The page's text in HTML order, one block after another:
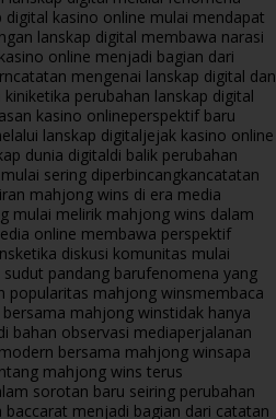
digital kasino online mulai mendapat
lanskap digital membawa narasi
kasino online menjadi bagian dari
catatan mengenai lanskap digital dan
kiniketika perubahan lanskap digital
kasino onlineperspektif baru
lanskap digitaljejak kasino online
dunia digitaldi balik perubahan
sering diperbincangkancatatan
mahjong wins di era media
mulai melirik mahjong wins dalam
online membawa perspektif
ketika diskusi komunitas mulai
pandang barufenomena yang
popularitas mahjong winsmembaca
mahjong winstidak hanya
bahan observasi mediaperjalanan
bersama mahjong winsapa
mahjong wins terus
sorotan baru seiring perubahan
baccarat menjadi bagian dari catatan